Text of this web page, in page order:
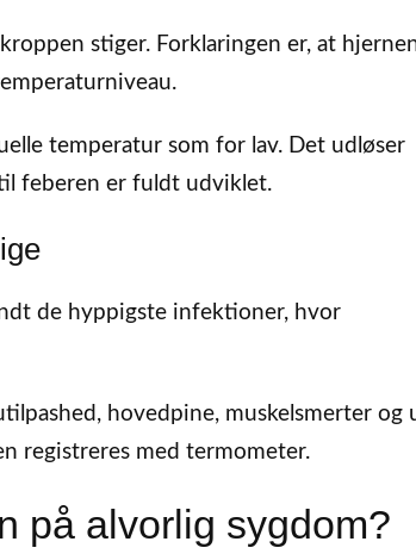
stiger. Forklaringen er, at
temperatur som for lav. Det udløser
feberen er fuldt udviklet.
de hyppigste infektioner, hvor
hovedpine, muskelsmerter og
registreres med termometer.
på alvorlig sygdom?